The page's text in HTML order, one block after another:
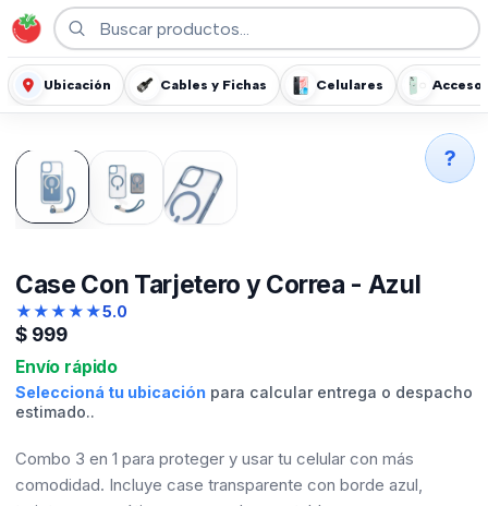
Ubicación Cables y Fichas Celulares
Case Con Tarjetero y Correa - Azul
★★★★★5.0
$ 999
Envío rápido
Seleccioná tu ubicación para calcular entrega o despacho
estimado..
Combo 3 en 1 para proteger y usar tu celular con más
comodidad. Incluye case transparente con borde azul,
?